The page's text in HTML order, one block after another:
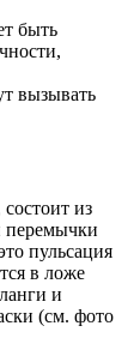
быть
вызывать
из
перемычки
пульсация
в ложе
и
(см. фото